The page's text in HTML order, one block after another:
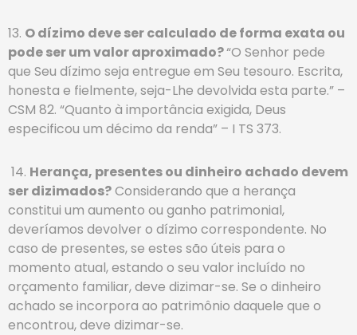
13. O dízimo deve ser calculado de forma exata ou
pode ser um valor aproximado?“O Senhor pede
que Seu dízimo seja entregue em Seu tesouro. Escrita,
honesta e fielmente, seja-Lhe devolvida esta parte.” –
CSM 82. “Quanto à importância exigida, Deus
especificou um décimo da renda” – I TS 373.
14. Herança, presentes ou dinheiro achado devem
ser dizimados?Considerando que a herança
constitui um aumento ou ganho patrimonial,
deveríamos devolver o dízimo correspondente. No
caso de presentes, se estes são úteis para o
momento atual, estando o seu valor incluído no
orçamento familiar, deve dizimar-se. Se o dinheiro
achado se incorpora ao patrimônio daquele que o
encontrou, deve dizimar-se.